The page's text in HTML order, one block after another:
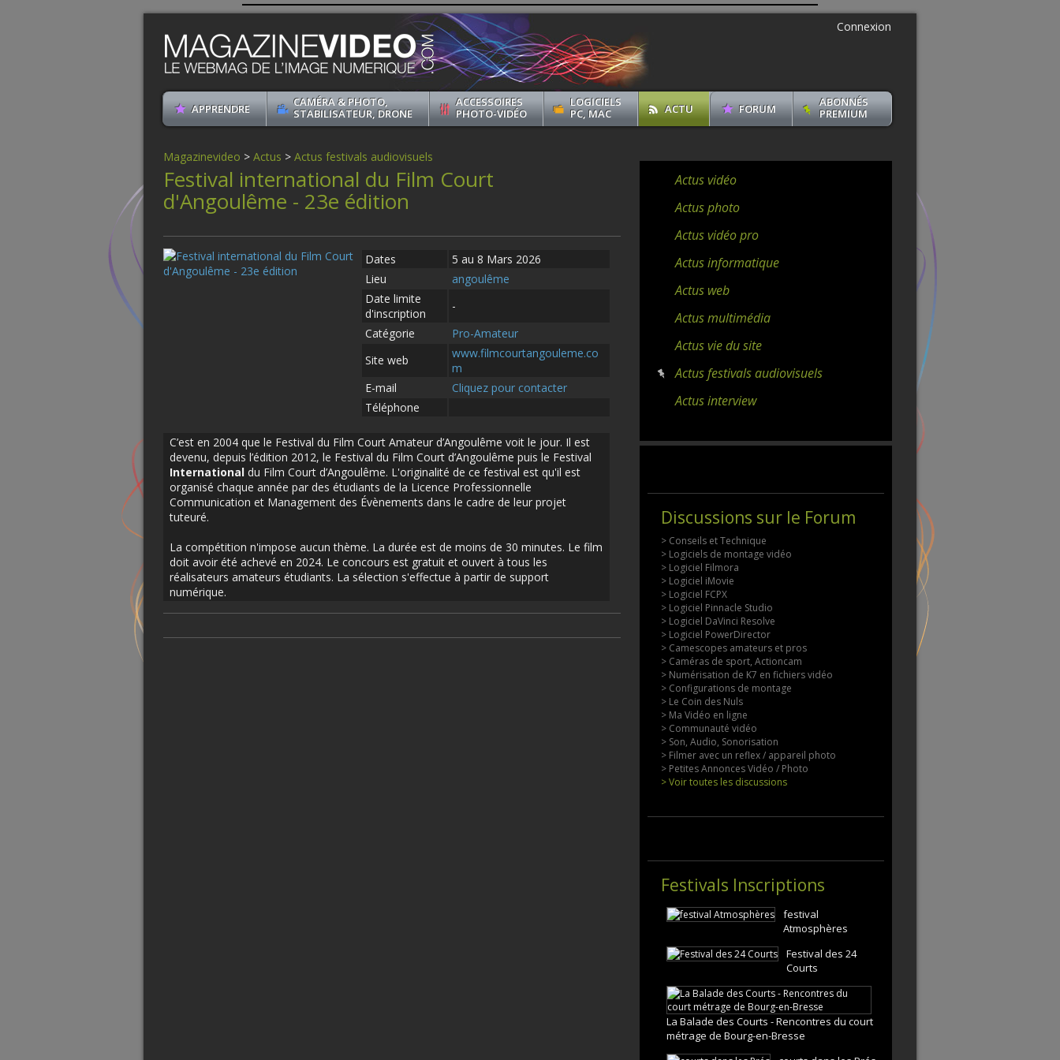
Connexion
APPRENDRE
CAMÉRA & PHOTO,
STABILISATEUR, DRONE
ACCESSOIRES
PHOTO-VIDÉO
LOGICIELS
PC, MAC
ACTU FORUM
ABONNÉS
PREMIUM
Magazinevideo > Actus > Actus festivals audiovisuels
Festival international du Film Court
d'Angoulême - 23e édition
Dates
5 au 8 Mars 2026
Lieu
angoulême
Date limite
d'inscription
-
Catégorie
Pro-Amateur
Site web
www.filmcourtangouleme.co
m
E-mail
Cliquez pour contacter
Téléphone
C’est en 2004 que le Festival du Film Court Amateur d’Angoulême voit le jour. Il est
devenu, depuis l’édition 2012, le Festival du Film Court d’Angoulême puis le Festival
International du Film Court d’Angoulême. L'originalité de ce festival est qu'il est
organisé chaque année par des étudiants de la Licence Professionnelle
Communication et Management des Évènements dans le cadre de leur projet
tuteuré.
La compétition n'impose aucun thème. La durée est de moins de 30 minutes. Le film
doit avoir été achevé en 2024. Le concours est gratuit et ouvert à tous les
réalisateurs amateurs étudiants. La sélection s'effectue à partir de support
numérique.
Actus vidéo
Actus photo
Actus vidéo pro
Actus informatique
Actus web
Actus multimédia
Actus vie du site
Actus festivals audiovisuels
Actus interview
Discussions sur le Forum
> Conseils et Technique
> Logiciels de montage vidéo
> Logiciel Filmora
> Logiciel iMovie
> Logiciel FCPX
> Logiciel Pinnacle Studio
> Logiciel DaVinci Resolve
> Logiciel PowerDirector
> Camescopes amateurs et pros
> Caméras de sport, Actioncam
> Numérisation de K7 en fichiers vidéo
> Configurations de montage
> Le Coin des Nuls
> Ma Vidéo en ligne
> Communauté vidéo
> Son, Audio, Sonorisation
> Filmer avec un reflex / appareil photo
> Petites Annonces Vidéo / Photo
> Voir toutes les discussions
Festivals Inscriptions
festival
Atmosphères
Festival des 24
Courts
La Balade des Courts - Rencontres du court
métrage de Bourg-en-Bresse